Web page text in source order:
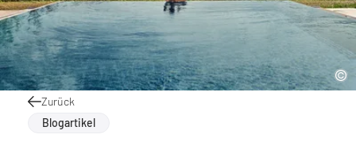
Zurück
Blogartikel